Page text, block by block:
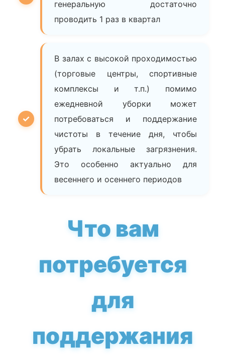
генеральную достаточно
проводить 1 раз в квартал
В залах с высокой проходимостью
(торговые центры, спортивные
комплексы и т.п.) помимо
ежедневной уборки может
потребоваться и поддержание
чистоты в течение дня, чтобы
убрать локальные загрязнения.
Это особенно актуально для
весеннего и осеннего периодов
Что вам
потребуется
для
поддержания